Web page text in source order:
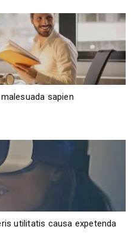
sapien
utilitatis causa expetenda